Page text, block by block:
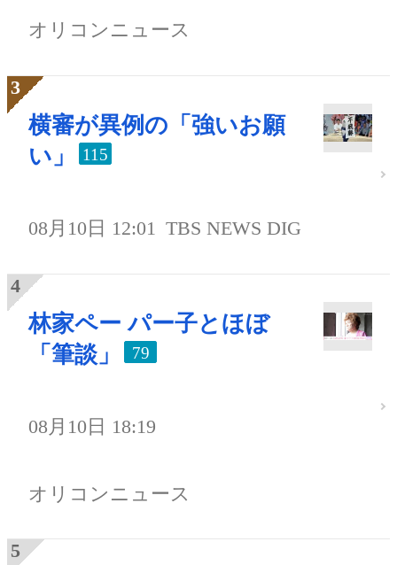
オリコンニュース
横審が異例の「強いお願
い」
115
08月10日 12:01 TBS NEWS DIG
林家ペー パー子とほぼ
「筆談」
79
08月10日 18:19
オリコンニュース